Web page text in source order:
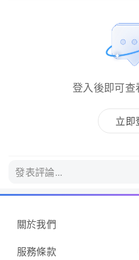
登入後即可
立即
發表評論...
關於我們
服務條款